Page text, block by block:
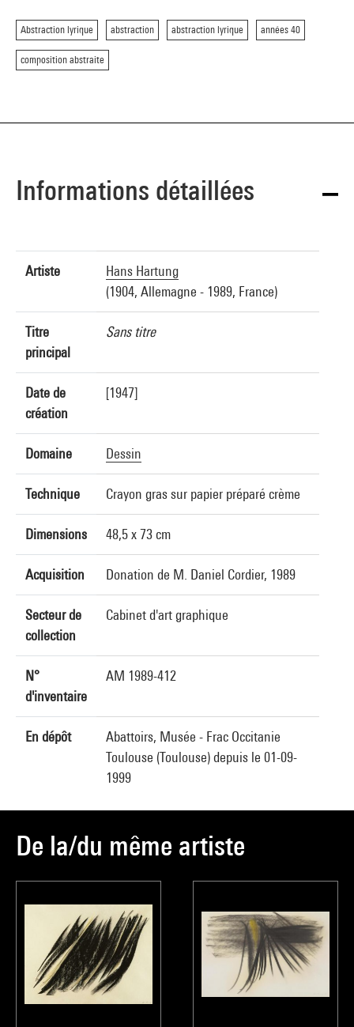
Abstraction lyrique abstraction abstraction lyrique années 40
composition abstraite
Informations détaillées
Artiste
Hans Hartung
(1904, Allemagne - 1989, France)
Titre
principal
Sans titre
Date de
création
[1947]
Domaine Dessin
Technique Crayon gras sur papier préparé crème
Dimensions 48,5 x 73 cm
Acquisition Donation de M. Daniel Cordier, 1989
Secteur de
collection
Cabinet d'art graphique
N°
d'inventaire
AM 1989-412
En dépôt
Abattoirs, Musée - Frac Occitanie
Toulouse (Toulouse) depuis le 01-09-
1999
De la/du même artiste